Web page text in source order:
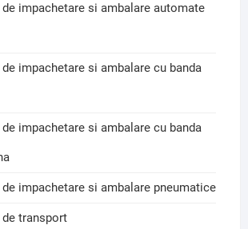
impachetare si ambalare automate
impachetare si ambalare cu banda
impachetare si ambalare cu banda
impachetare si ambalare pneumatice
transport